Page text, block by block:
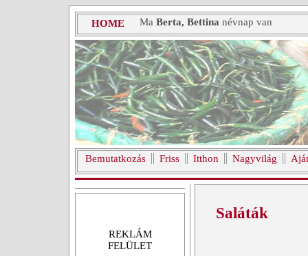
HOME Ma Berta, Bettina névnap van
Bemutatkozás Friss Itthon Nagyvilág
REKLÁM
FELÜLET
Saláták